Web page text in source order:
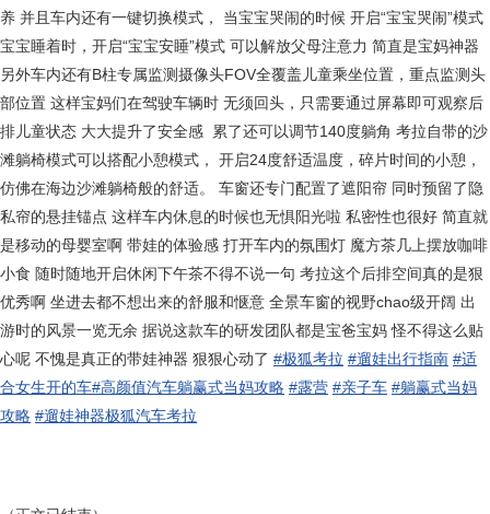
养 并且车内还有一键切换模式， 当宝宝哭闹的时候 开启“宝宝哭闹”模式
宝宝睡着时，开启“宝宝安睡”模式 可以解放父母注意力 简直是宝妈神器
另外车内还有B柱专属监测摄像头FOV全覆盖儿童乘坐位置，重点监测头
部位置 这样宝妈们在驾驶车辆时 无须回头，只需要通过屏幕即可观察后
排儿童状态 大大提升了安全感 累了还可以调节140度躺角 考拉自带的沙
滩躺椅模式可以搭配小憩模式， 开启24度舒适温度，碎片时间的小憩，
仿佛在海边沙滩躺椅般的舒适。 车窗还专门配置了遮阳帘 同时预留了隐
私帘的悬挂锚点 这样车内休息的时候也无惧阳光啦 私密性也很好 简直就
是移动的母婴室啊 带娃的体验感 打开车内的氛围灯 魔方茶几上摆放咖啡
小食 随时随地开启休闲下午茶不得不说一句 考拉这个后排空间真的是狠
优秀啊 坐进去都不想出来的舒服和惬意 全景车窗的视野chao级开阔 出
游时的风景一览无余 据说这款车的研发团队都是宝爸宝妈 怪不得这么贴
心呢 不愧是真正的带娃神器 狠狠心动了 #极狐考拉 #遛娃出行指南 #适
合女生开的车#高颜值汽车躺赢式当妈攻略 #露营 #亲子车 #躺赢式当妈
攻略 #遛娃神器极狐汽车考拉